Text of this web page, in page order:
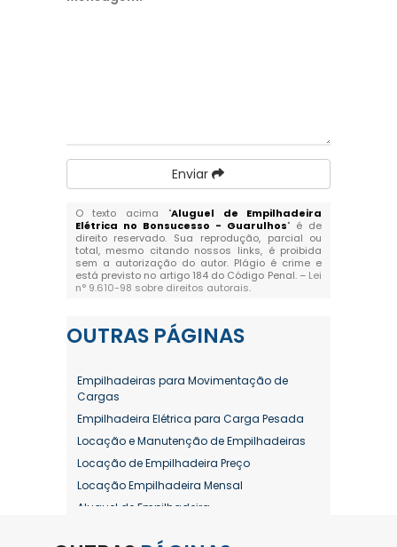
Enviar
O texto acima "Aluguel de Empilhadeira
Elétrica no Bonsucesso - Guarulhos" é de
direito reservado. Sua reprodução, parcial ou
total, mesmo citando nossos links, é proibida
sem a autorização do autor. Plágio é crime e
está previsto no artigo 184 do Código Penal. – Lei
n° 9.610-98 sobre direitos autorais.
OUTRAS PÁGINAS
Empilhadeiras para Movimentação de
Cargas
Empilhadeira Elétrica para Carga Pesada
Locação e Manutenção de Empilhadeiras
Locação de Empilhadeira Preço
Locação Empilhadeira Mensal
Aluguel de Empilhadeira